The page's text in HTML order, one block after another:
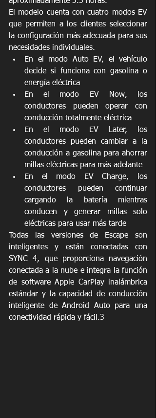
El modelo cuenta con cuatro modos EV
que permiten a los clientes seleccionar
la configuración más adecuada para sus
necesidades individuales.
En el modo Auto EV, el vehículo
decide si funciona con gasolina o
energía eléctrica
En el modo EV Now, los
conductores pueden operar con
conducción totalmente eléctrica
En el modo EV Later, los
conductores pueden cambiar a la
conducción a gasolina para ahorrar
millas eléctricas para más adelante
En el modo EV Charge, los
conductores pueden continuar
cargando la batería mientras
conducen y generar millas solo
eléctricas para usar más tarde
Todas las versiones de Escape son
inteligentes y están conectadas con
SYNC 4, que proporciona navegación
conectada a la nube e integra la función
de software Apple CarPlay inalámbrica
estándar y la capacidad de conducción
inteligente de Android Auto para una
conectividad rápida y fácil.3